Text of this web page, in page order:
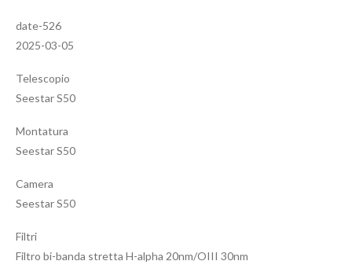
date-526
2025-03-05
Telescopio
Seestar S50
Montatura
Seestar S50
Camera
Seestar S50
Filtri
Filtro bi-banda stretta H-alpha 20nm/OIII 30nm